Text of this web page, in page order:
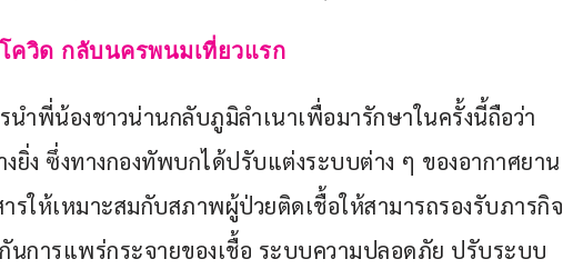
ควิด กลับนครพนมเที่ยวแรก
นำพี่น้องชาวน่านกลับภูมิลำเนาเพื่อมารักษาในครั้งนี้ถือว่า
ยิ่ง ซึ่งทางกองทัพบกได้ปรับแต่งระบบต่าง ๆ ของอากาศยาน
รให้เหมาะสมกับสภาพผู้ป่วยติดเชื้อให้สามารถรองรับภารกิจ
นการแพร่กระจายของเชื้อ ระบบความปลอดภัย ปรับระบบ